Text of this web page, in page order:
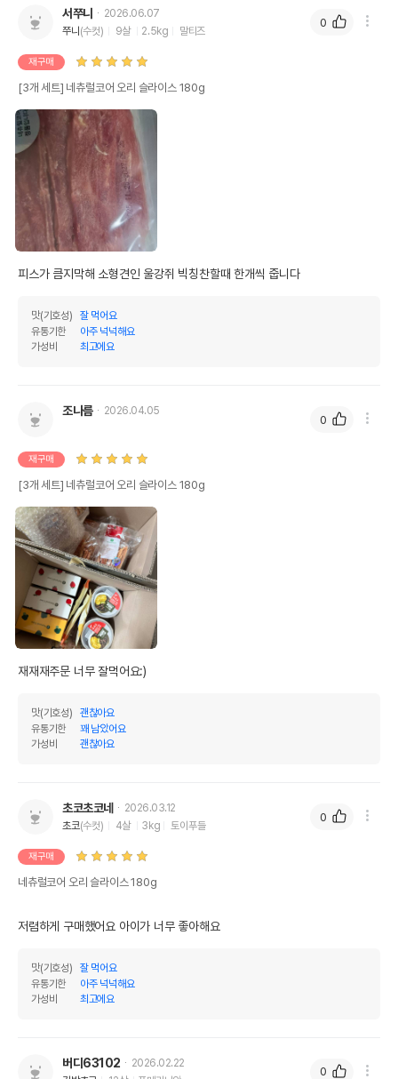
서쭈니
2026.06.07
쭈니 (수컷) 9살 2.5kg 말티즈
재구매
[3개 세트] 네츄럴코어 오리 슬라이스 180g
피스가 큼지막해 소형견인 울강쥐 빅칭찬할때 한개씩 줍니다
맛(기호성)
잘 먹어요
유통기한
아주 넉넉해요
가성비
최고에요
0
조나름 2026.04.05
재구매
[3개 세트] 네츄럴코어 오리 슬라이스 180g
재재재주문 너무 잘먹어요:)
맛(기호성)
괜찮아요
유통기한
꽤 남았어요
가성비
괜찮아요
0
초코초코네
2026.03.12
초코(수컷) 4살 3kg 토이푸들
재구매
네츄럴코어 오리 슬라이스 180g
저렴하게 구매했어요 아이가 너무 좋아해요
맛(기호성)
잘 먹어요
유통기한
아주 넉넉해요
가성비
최고에요
0
버디63102
2026.02.22
0